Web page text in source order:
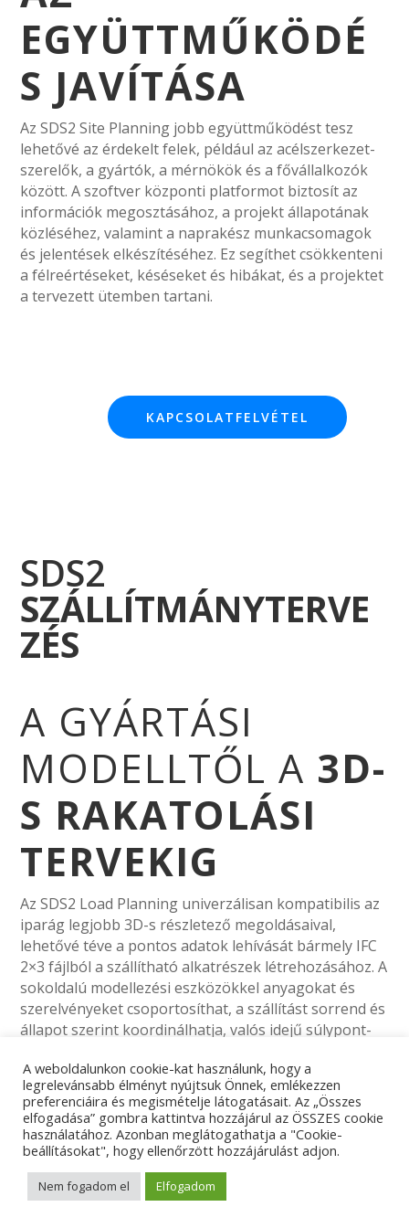
EGYÜTTMŰKÖDÉ
S JAVÍTÁSA
Az SDS2 Site Planning jobb együttműködést tesz
lehetővé az érdekelt felek, például az acélszerkezet-
szerelők, a gyártók, a mérnökök és a fővállalkozók
között. A szoftver központi platformot biztosít az
információk megosztásához, a projekt állapotának
közléséhez, valamint a naprakész munkacsomagok
és jelentések elkészítéséhez. Ez segíthet csökkenteni
a félreértéseket, késéseket és hibákat, és a projektet
a tervezett ütemben tartani.
KAPCSOLATFELVÉTEL
SDS2
SZÁLLÍTMÁNYTERVE
ZÉS
A GYÁRTÁSI
MODELLTŐL A 3D-
S RAKATOLÁSI
TERVEKIG
Az SDS2 Load Planning univerzálisan kompatibilis az
iparág legjobb 3D-s részletező megoldásaival,
lehetővé téve a pontos adatok lehívását bármely IFC
2×3 fájlból a szállítható alkatrészek létrehozásához. A
sokoldalú modellezési eszközökkel anyagokat és
szerelvényeket csoportosíthat, a szállítást sorrend és
állapot szerint koordinálhatja, valós idejű súlypont-
A weboldalunkon cookie-kat használunk, hogy a
legrelevánsabb élményt nyújtsuk Önnek, emlékezzen
preferenciáira és megismételje látogatásait. Az „Összes
elfogadása” gombra kattintva hozzájárul az ÖSSZES cookie
használatához. Azonban meglátogathatja a "Cookie-
beállításokat", hogy ellenőrzött hozzájárulást adjon.
Nem fogadom el Elfogadom